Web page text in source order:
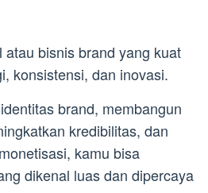
bisnis brand yang kuat
konsistensi, dan inovasi.
brand, membangun
kredibilitas, dan
kamu bisa
dikenal luas dan dipercaya